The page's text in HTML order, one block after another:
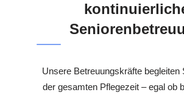
Unsere Betreuungskräfte begleiten
der gesamten Pflegezeit – egal ob